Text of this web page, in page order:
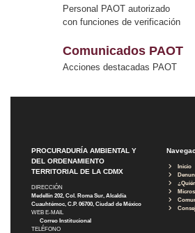
Personal PAOT autorizado
con funciones de verificación
Comunicados PAOT
Acciones destacadas PAOT
PROCURADURÍA AMBIENTAL Y
DEL ORDENAMIENTO
TERRITORIAL DE LA CDMX
DIRECCIÓN
Medellín 202, Col. Roma Sur, Alcaldía
Cuauhtémoc, C.P. 06700, Ciudad de México
WEB E-MAIL
Correo Institucional
TELÉFONO
Inicio